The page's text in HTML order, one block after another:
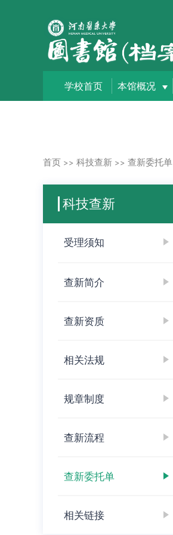
学校首页 本馆概况
首页 >> 科技查新 >> 查新委托单
科技查新
受理须知
查新简介
查新资质
相关法规
规章制度
查新流程
查新委托单
相关链接